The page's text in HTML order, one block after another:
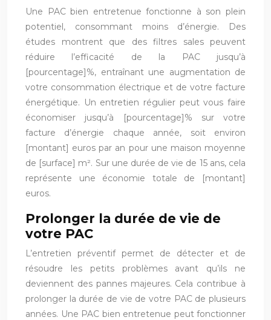
Une PAC bien entretenue fonctionne à son plein
potentiel, consommant moins d’énergie. Des
études montrent que des filtres sales peuvent
réduire l’efficacité de la PAC jusqu’à
[pourcentage]%, entraînant une augmentation de
votre consommation électrique et de votre facture
énergétique. Un entretien régulier peut vous faire
économiser jusqu’à [pourcentage]% sur votre
facture d’énergie chaque année, soit environ
[montant] euros par an pour une maison moyenne
de [surface] m². Sur une durée de vie de 15 ans, cela
représente une économie totale de [montant]
euros.
Prolonger la durée de vie de
votre PAC
L’entretien préventif permet de détecter et de
résoudre les petits problèmes avant qu’ils ne
deviennent des pannes majeures. Cela contribue à
prolonger la durée de vie de votre PAC de plusieurs
années. Une PAC bien entretenue peut fonctionner